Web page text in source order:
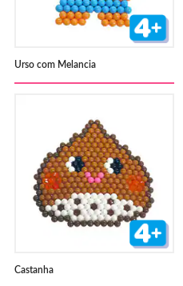
Urso com Melancia
Castanha